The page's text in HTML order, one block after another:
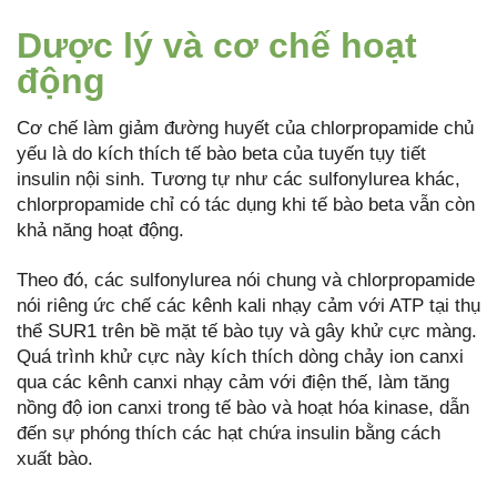
Dược lý và cơ chế hoạt
động
Cơ chế làm giảm đường huyết của chlorpropamide chủ
yếu là do kích thích tế bào beta của tuyến tụy tiết
insulin nội sinh. Tương tự như các sulfonylurea khác,
chlorpropamide chỉ có tác dụng khi tế bào beta vẫn còn
khả năng hoạt động.
Theo đó, các sulfonylurea nói chung và chlorpropamide
nói riêng ức chế các kênh kali nhạy cảm với ATP tại thụ
thể SUR1 trên bề mặt tế bào tụy và gây khử cực màng.
Quá trình khử cực này kích thích dòng chảy ion canxi
qua các kênh canxi nhạy cảm với điện thế, làm tăng
nồng độ ion canxi trong tế bào và hoạt hóa kinase, dẫn
đến sự phóng thích các hạt chứa insulin bằng cách
xuất bào.